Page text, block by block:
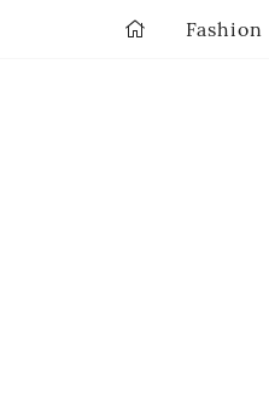
Fashion